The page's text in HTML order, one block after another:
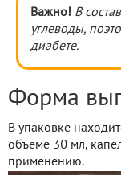
Важно! В
углеводы,
диабете.
Форма
В упаковке
объеме 30 мл,
применению.